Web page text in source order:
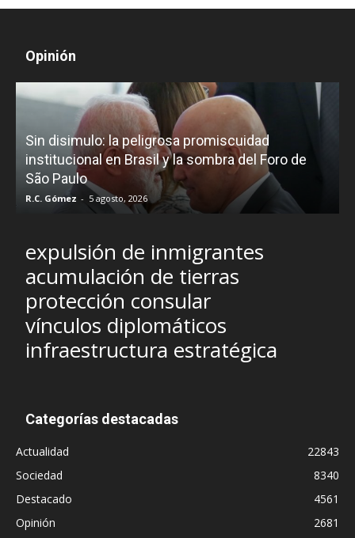
Opinión
Sin disimulo: la peligrosa promiscuidad
institucional en Brasil y la sombra del Foro de
São Paulo
R.C. Gómez - 5 agosto, 2026
expulsión de inmigrantes
acumulación de tierras
protección consular
vínculos diplomáticos
infraestructura estratégica
Categorías destacadas
Actualidad
22843
Sociedad
8340
Destacado
4561
Opinión
2681